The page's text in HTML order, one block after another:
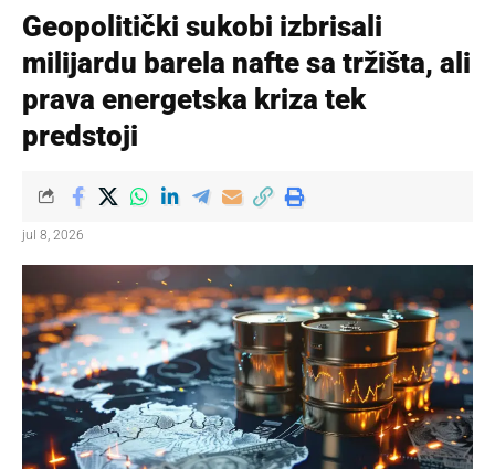
Geopolitički sukobi izbrisali
milijardu barela nafte sa tržišta, ali
prava energetska kriza tek
predstoji
jul 8, 2026